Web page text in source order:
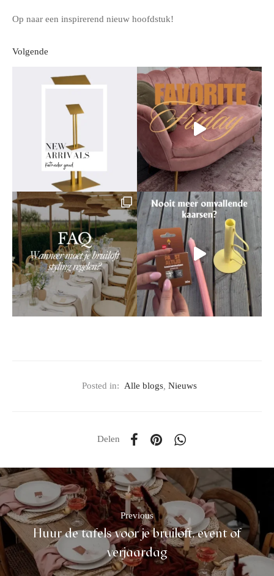
Op naar een inspirerend nieuw hoofdstuk!
Volgende
Posted in: Alle blogs, Nieuws
Delen
Previous
Huur de tafels voor je bruiloft, event of
verjaardag